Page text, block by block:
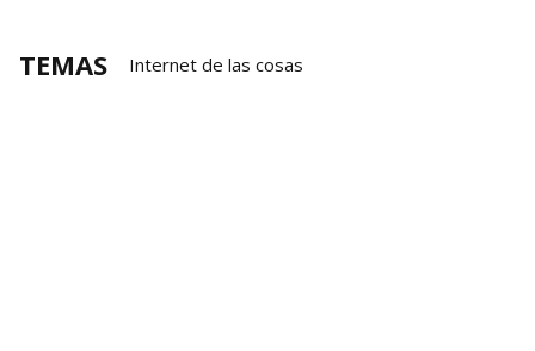
TEMAS Internet de las cosas